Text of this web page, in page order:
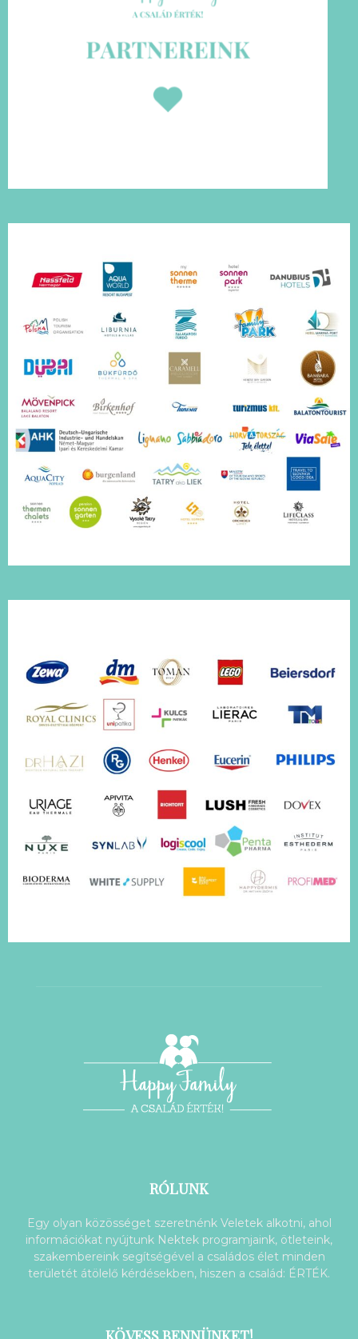
RÓLUNK
Egy olyan közösséget szeretnénk Veletek alkotni, ahol
információkat nyújtunk Nektek programjaink, ötleteink,
szakembereink segítségével a családos élet minden
területét átölelő kérdésekben, hiszen a család: ÉRTÉK.